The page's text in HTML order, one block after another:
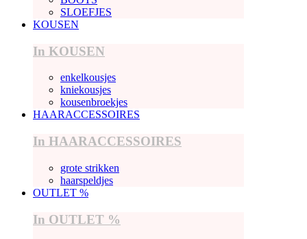
SLOEFJES
KOUSEN
In KOUSEN
enkelkousjes
kniekousjes
kousenbroekjes
HAARACCESSOIRES
In HAARACCESSOIRES
grote strikken
haarspeldjes
OUTLET %
In OUTLET %